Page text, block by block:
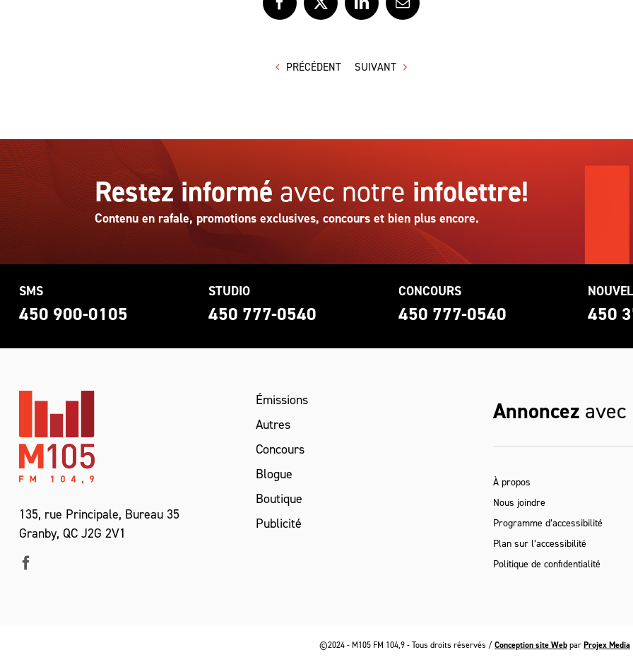
Facebook
X LinkedInCourriel
PRÉCÉDENT SUIVANT
Restez informé avec notre infolettre!
Contenu en rafale, promotions exclusives, concours et bien plus encore.
SMS
450 900-0105
STUDIO
450 777-0540
CONCOURS
450 777-0540 450
135, rue Principale, Bureau 35
Granby, QC J2G 2V1
Émissions
Autres
Concours
Blogue
Boutique
Publicité
Annoncez avec
À propos
Nous joindre
Programme d’accessibilité
Plan sur l’accessibilité
Politique de confidentialité
©2024 - M105 FM 104,9 - Tous droits réservés /Conception site WebparProjex Media